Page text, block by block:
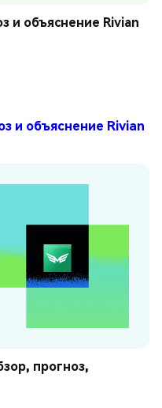
и объяснение Rivian
и объяснение Rivian
прогноз,